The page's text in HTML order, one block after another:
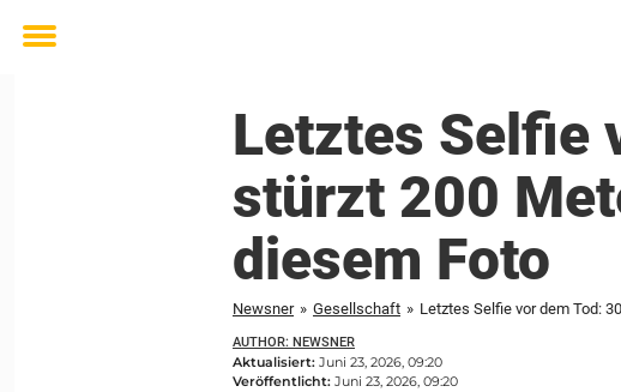
Toggle
Letztes Selfie
stürzt 200
diesem Foto
Newsner » Gesellschaft » Letztes Selfie vor dem Tod:
AUTHOR: NEWSNER
Aktualisiert: Juni 23, 2026, 09:20
Veröffentlicht: Juni 23, 2026, 09:20